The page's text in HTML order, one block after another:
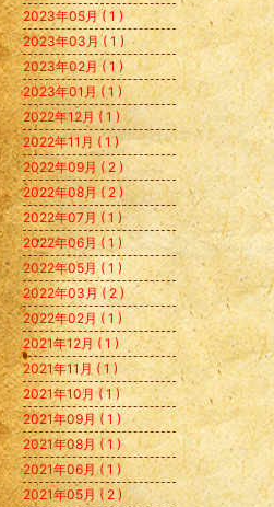
2023年05月 ( 1 )
2023年03月 ( 1 )
2023年02月 ( 1 )
2023年01月 ( 1 )
2022年12月 ( 1 )
2022年11月 ( 1 )
2022年09月 ( 2 )
2022年08月 ( 2 )
2022年07月 ( 1 )
2022年06月 ( 1 )
2022年05月 ( 1 )
2022年03月 ( 2 )
2022年02月 ( 1 )
2021年12月 ( 1 )
2021年11月 ( 1 )
2021年10月 ( 1 )
2021年09月 ( 1 )
2021年08月 ( 1 )
2021年06月 ( 1 )
2021年05月 ( 2 )